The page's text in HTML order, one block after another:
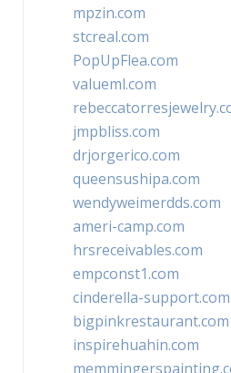
mpzin.com
stcreal.com
PopUpFlea.com
valueml.com
jmpbliss.com
drjorgerico.com
queensushipa.com
wendyweimerdds.com
ameri-camp.com
hrsreceivables.com
empconst1.com
cinderella-support.com
bigpinkrestaurant.com
inspirehuahin.com